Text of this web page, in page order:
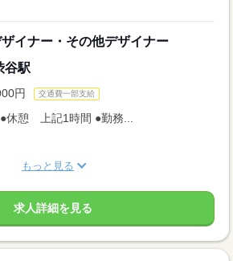
イナー・その他デザイナー
谷駅
円 交通費一部支給
休憩 上記1時間 ●勤務...
もっと見る
求人詳細を見る